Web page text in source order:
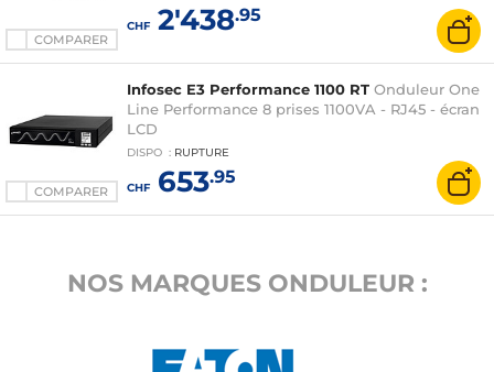
COMPARER
CHF2'438.95
COMPARER
Infosec E3 Performance 1100 RT Onduleur One
Line Performance 8 prises 1100VA - RJ45 - écran
LCD
DISPO : RUPTURE
CHF653.95
NOS MARQUES ONDULEUR :